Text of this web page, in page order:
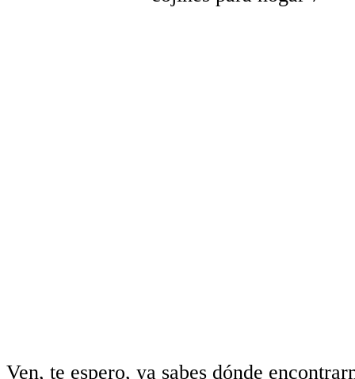
Ven, te espero, ya sabes dónde